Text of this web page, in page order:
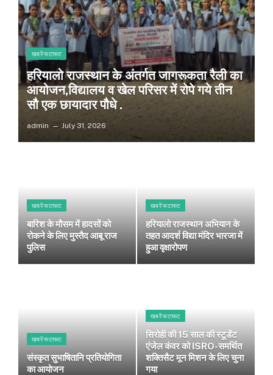
खबरें फटाफट
हरियालो राजस्थान के अंतर्गत जागरूकता रैली का
आयोजन,विद्यालय व खेल परिसर में रोपे गये तीन
सौ एक छायादार पौधे .
admin July 31, 2026
खबरें फटाफट
बारिश के मौसम में हादसों को
रोकने के लिए मुस्तैद आबू राज
पुलिस
खबरें फटाफट
हरियालो राजस्थान अभियान के
तहत आदर्श विद्या मंदिर भारजा में
हुआ वृक्षारोपण
खबरें फटाफट
संस्कृत सुभाषितानि प्रतियोगिता
का आयोजन
खबरें फटाफट
सिरोही की 15 साल की स्टूडेंट
एंजेल कंवर को ISRO-समर्थित
शक्तिसैट मून मिशन के लिए चुना
गया